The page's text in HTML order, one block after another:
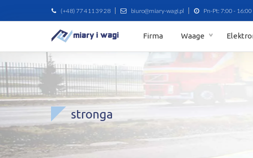
(+48) 77 411 39 28 biuro@miary-wagi.pl Pn-Pt: 7:00 - 16:00
Firma Waage
stronga